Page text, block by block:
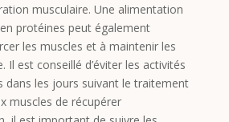
musculaire. Une alimentation
protéines peut également
les muscles et à maintenir les
Il est conseillé d’éviter les activités
dans les jours suivant le traitement
muscles de récupérer